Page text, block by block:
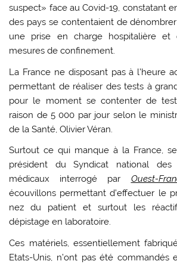
suspect» face au Covid-19, constatant
des pays se contentaient de
une prise en charge hospitalière et
mesures de confinement.
La France ne disposant pas à l’heure
permettant de réaliser des tests à
pour le moment se contenter de
raison de 5 000 par jour selon le
de la Santé, Olivier Véran.
Surtout ce qui manque à la France,
président du Syndicat national des
médicaux interrogé par Ouest-
écouvillons permettant d’effectuer le
nez du patient et surtout les
dépistage en laboratoire.
Ces matériels, essentiellement
Etats-Unis, n’ont pas été commandés